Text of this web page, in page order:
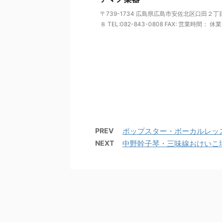
〒739-1734 広島県広島市安佐北区口田２丁
８ TEL:082-843-0808 FAX: 営業時間： 休業
PREV ポップスター・ボーカルレッ
NEXT 中野幹子琴・三味線おけいこ